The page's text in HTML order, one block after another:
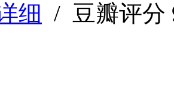
细 / 豆瓣评分